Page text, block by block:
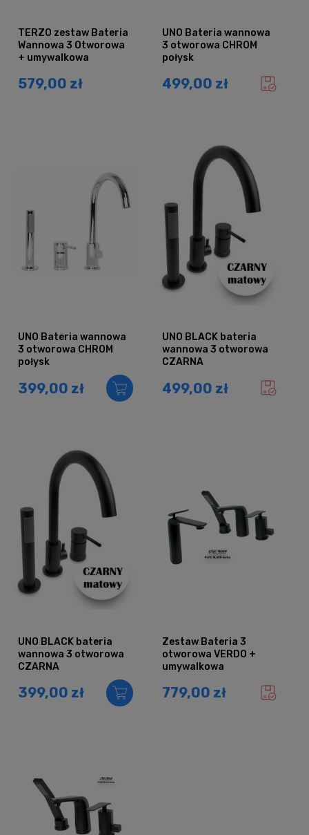
TERZO zestaw Bateria
Wannowa 3 Otworowa
+ umywalkowa
579,00 zł
UNO Bateria wannowa
3 otworowa CHROM
połysk
499,00 zł
UNO Bateria wannowa
3 otworowa CHROM
połysk
399,00 zł
UNO BLACK bateria
wannowa 3 otworowa
CZARNA
499,00 zł
UNO BLACK bateria
wannowa 3 otworowa
CZARNA
399,00 zł
Zestaw Bateria 3
otworowa VERDO +
umywalkowa
black
779,00 zł